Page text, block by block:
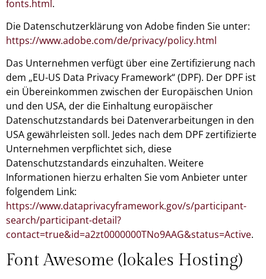
fonts.html.
Die Datenschutzerklärung von Adobe finden Sie unter:
https://www.adobe.com/de/privacy/policy.html
Das Unternehmen verfügt über eine Zertifizierung nach
dem „EU-US Data Privacy Framework“ (DPF). Der DPF ist
ein Übereinkommen zwischen der Europäischen Union
und den USA, der die Einhaltung europäischer
Datenschutzstandards bei Datenverarbeitungen in den
USA gewährleisten soll. Jedes nach dem DPF zertifizierte
Unternehmen verpflichtet sich, diese
Datenschutzstandards einzuhalten. Weitere
Informationen hierzu erhalten Sie vom Anbieter unter
folgendem Link:
https://www.dataprivacyframework.gov/s/participant-
search/participant-detail?
contact=true&id=a2zt0000000TNo9AAG&status=Active.
Font Awesome (lokales Hosting)